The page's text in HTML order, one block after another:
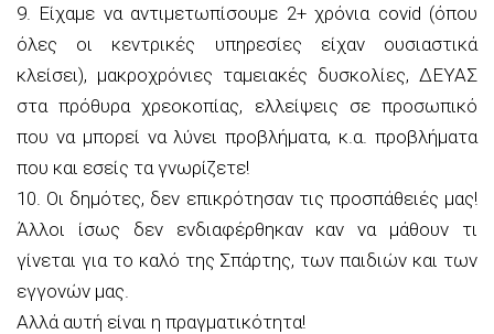
9. Είχαμε να αντιμετωπίσουμε 2+ χρόνια covid (όπου
όλες οι κεντρικές υπηρεσίες είχαν ουσιαστικά
κλείσει), μακροχρόνιες ταμειακές δυσκολίες, ΔΕΥΑΣ
στα πρόθυρα χρεοκοπίας, ελλείψεις σε προσωπικό
που να μπορεί να λύνει προβλήματα, κ.α. προβλήματα
που και εσείς τα γνωρίζετε!
10. Οι δημότες, δεν επικρότησαν τις προσπάθειές μας!
Άλλοι ίσως δεν ενδιαφέρθηκαν καν να μάθουν τι
γίνεται για το καλό της Σπάρτης, των παιδιών και των
εγγονών μας.
Αλλά αυτή είναι η πραγματικότητα!